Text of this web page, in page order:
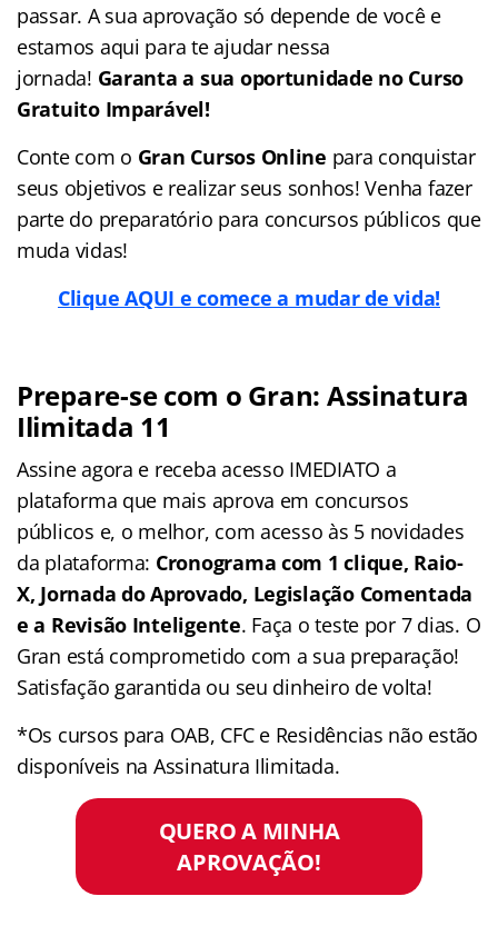
passar. A sua aprovação só depende de você e
estamos aqui para te ajudar nessa
jornada! Garanta a sua oportunidade no Curso
Gratuito Imparável!
Conte com o Gran Cursos Online para conquistar
seus objetivos e realizar seus sonhos! Venha fazer
parte do preparatório para concursos públicos que
muda vidas!
Clique AQUI e comece a mudar de vida!
Prepare-se com o Gran: Assinatura
Ilimitada 11
Assine agora e receba acesso IMEDIATO a
plataforma que mais aprova em concursos
públicos e, o melhor, com acesso às 5 novidades
da plataforma: Cronograma com 1 clique, Raio-
X, Jornada do Aprovado, Legislação Comentada
e a Revisão Inteligente. Faça o teste por 7 dias. O
Gran está comprometido com a sua preparação!
Satisfação garantida ou seu dinheiro de volta!
*Os cursos para OAB, CFC e Residências não estão
disponíveis na Assinatura Ilimitada.
QUERO A MINHA
APROVAÇÃO!